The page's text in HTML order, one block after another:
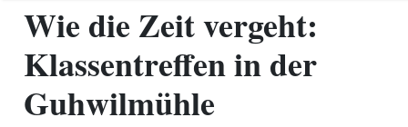
Elgg
Aadorf
Wie die Zeit vergeht:
Klassentreffen in der
Guhwilmühle